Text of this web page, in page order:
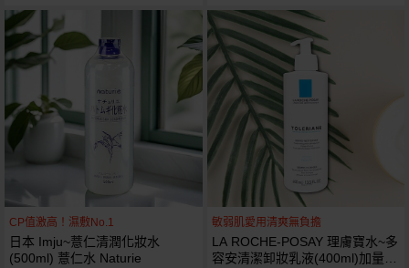
CP值激高！濕敷No.1
日本 Imju~薏仁清潤化妝水
(500ml) 薏仁水 Naturie
敏弱肌愛用清爽無負擔
LA ROCHE-POSAY 理膚寶水~多
容安清潔卸妝乳液(400ml)加量